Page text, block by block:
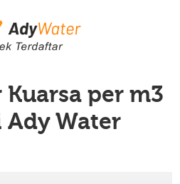
Kuarsa per m3
Ady Water